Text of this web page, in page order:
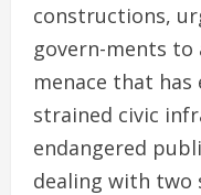
constructions,
govern-ments to
menace that
strained civic
endangered
dealing with two